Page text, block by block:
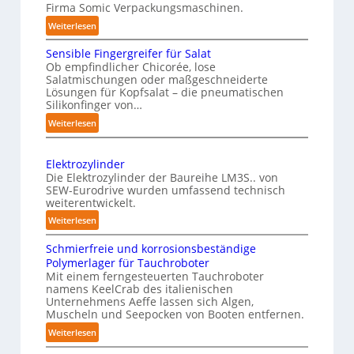
A
s
g
n
v
o
n
y
c
A
I
a
u
f
d
l
c
h
e
I
l
i
n
z
e
r
s
t
Firma Somic Verpackungsmaschinen.
Weiterlesen:
M
a
g
a
z
i
n
B
e
l
a
d
u
n
g
f
ü
r
K
a
Sensible Fingergreifer für Salat
Ob empfindlicher Chicorée, lose
Salatmischungen oder maßgeschneiderte
Lösungen für Kopfsalat – die pneumatischen
Silikonfinger von…
Weiterlesen:
S
n
s
i
b
l
i
n
g
e
r
g
Elektrozylinder
Die Elektrozylinder der Baureihe LM3S.. von
SEW-Eurodrive wurden umfassend technisch
weiterentwickelt.
Weiterlesen:
E
l
e
k
t
r
o
z
Schmierfreie und korrosionsbeständige
Polymerlager für Tauchroboter
Mit einem ferngesteuerten Tauchroboter
namens KeelCrab des italienischen
Unternehmens Aeffe lassen sich Algen,
Muscheln und Seepocken von Booten entfernen.
Weiterlesen:
S